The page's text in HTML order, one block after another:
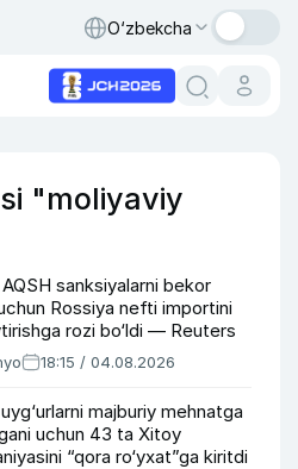
O‘zbekcha
"moliyaviy
sanksiyalarni bekor
Rossiya nefti importini
rozi bo‘ldi — Reuters
18:15 / 04.08.2026
majburiy mehnatga
uchun 43 ta Xitoy
“qora ro‘yxat”ga kiritdi